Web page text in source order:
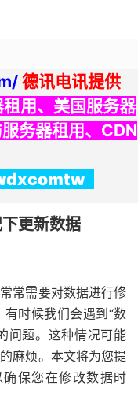
德讯电讯提供
用、 美国服务器
务器租用、 CDN
更新数据
常需要对数据进行修
时候我们会遇到“数
问题。这种情况可能
麻烦。本文将为您提
保您在修改数据时